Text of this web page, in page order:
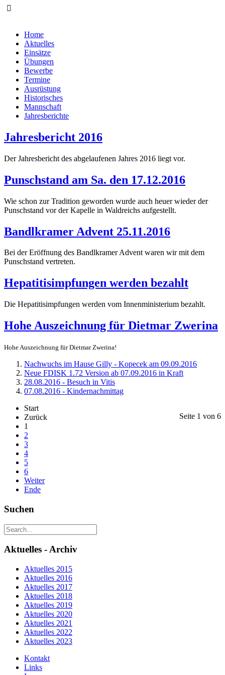
Home
Aktuelles
Einsätze
Übungen
Bewerbe
Termine
Ausrüstung
Historisches
Mannschaft
Jahresberichte
Jahresbericht 2016
Der Jahresbericht des abgelaufenen Jahres 2016 liegt vor.
Punschstand am Sa. den 17.12.2016
Wie schon zur Tradition geworden wurde auch heuer wieder der
Punschstand vor der Kapelle in Waldreichs aufgestellt.
Bandlkramer Advent 25.11.2016
Bei der Eröffnung des Bandlkramer Advent waren wir mit dem
Punschstand vertreten.
Hepatitisimpfungen werden bezahlt
Die Hepatitisimpfungen werden vom Innenministerium bezahlt.
Hohe Auszeichnung für Dietmar Zwerina
Hohe Auszeichnung für Dietmar Zwerina!
Nachwuchs im Hause Gilly - Kopecek am 09.09.2016
Neue FDISK 1.72 Version ab 07.09.2016 in Kraft
28.08.2016 - Besuch in Vitis
07.08.2016 - Kindernachmittag
Seite 1 von 6
Start
Zurück
1
2
3
4
5
6
Weiter
Ende
Suchen
Aktuelles - Archiv
Aktuelles 2015
Aktuelles 2016
Aktuelles 2017
Aktuelles 2018
Aktuelles 2019
Aktuelles 2020
Aktuelles 2021
Aktuelles 2022
Aktuelles 2023
Kontakt
Links